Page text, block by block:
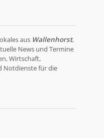
aus Wallenhorst,
News und Termine
Wirtschaft,
Notdienste für die